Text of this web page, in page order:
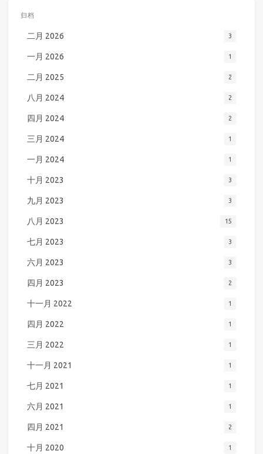
归档
二月 2026 3
一月 2026 1
二月 2025 2
八月 2024 2
四月 2024 2
三月 2024 1
一月 2024 1
十月 2023 3
九月 2023 3
八月 2023 15
七月 2023 3
六月 2023 3
四月 2023 2
十一月 2022 1
四月 2022 1
三月 2022 1
十一月 2021 1
七月 2021 1
六月 2021 1
四月 2021 2
十月 2020 1